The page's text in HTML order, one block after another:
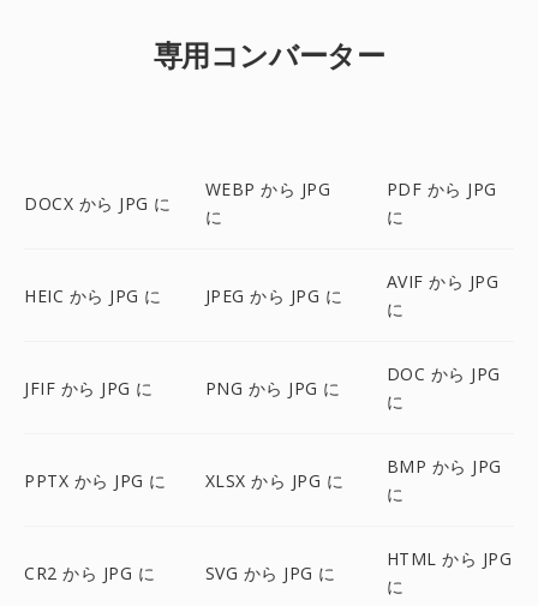
専用コンバーター
DOCX から JPG に
WEBP から JPG
に
PDF から JPG
に
HEIC から JPG に JPEG から JPG に
AVIF から JPG
に
JFIF から JPG に PNG から JPG に
DOC から JPG
に
PPTX から JPG に XLSX から JPG に
BMP から JPG
に
CR2 から JPG に SVG から JPG に
HTML から JPG
に